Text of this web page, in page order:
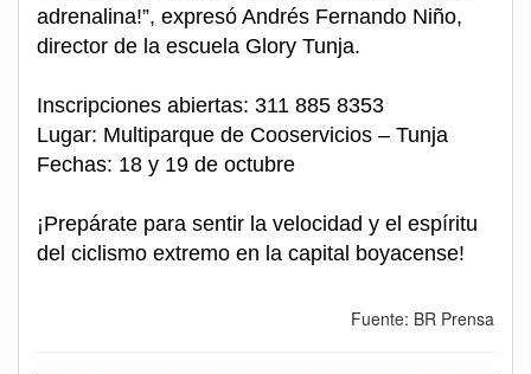
adrenalina!”, expresó Andrés Fernando Niño,
director de la escuela Glory Tunja.
Inscripciones abiertas: 311 885 8353
Lugar: Multiparque de Cooservicios – Tunja
Fechas: 18 y 19 de octubre
¡Prepárate para sentir la velocidad y el espíritu
del ciclismo extremo en la capital boyacense!
Fuente: BR Prensa